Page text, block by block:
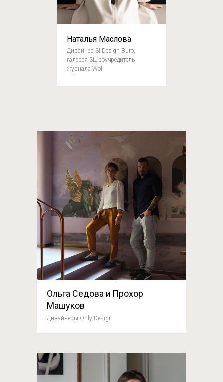
Наталья Маслова
Дизайнер 3l Design Buro,
галерея 3L, соучредитель
журнала Wol
Ольга Седова и Прохор
Машуков
Дизайнеры Only Design